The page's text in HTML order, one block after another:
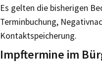
Es gelten die bisherigen
Terminbuchung,
Kontaktspeicherung.
Impftermine im